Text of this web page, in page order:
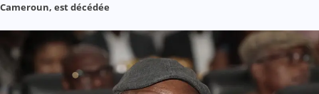
Cameroun, est décédée